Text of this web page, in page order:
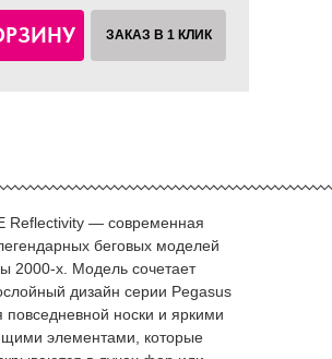
ЗАКАЗ В 1 КЛИК
Reflectivity — современная
беговых моделей
2000-х. Модель сочетает
дизайн серии Pegasus
носки и яркими
элементами, которые